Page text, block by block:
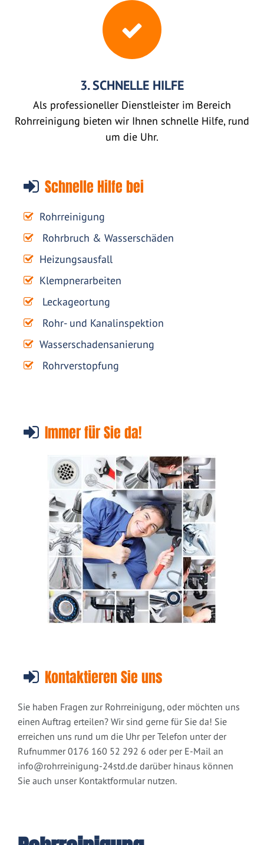
3. SCHNELLE HILFE
Als professioneller Dienstleister im Bereich
Rohrreinigung bieten wir Ihnen schnelle Hilfe, rund
um die Uhr.
Schnelle Hilfe bei
Rohrreinigung
Rohrbruch & Wasserschäden
Heizungsausfall
Klempnerarbeiten
Leckageortung
Rohr- und Kanalinspektion
Wasserschadensanierung
Rohrverstopfung
Immer für Sie da!
Kontaktieren Sie uns
Sie haben Fragen zur Rohrreinigung, oder möchten uns
einen Auftrag erteilen? Wir sind gerne für Sie da! Sie
erreichen uns rund um die Uhr per Telefon unter der
Rufnummer 0176 160 52 292 6 oder per E-Mail an
info@rohrreinigung-24std.de darüber hinaus können
Sie auch unser Kontaktformular nutzen.